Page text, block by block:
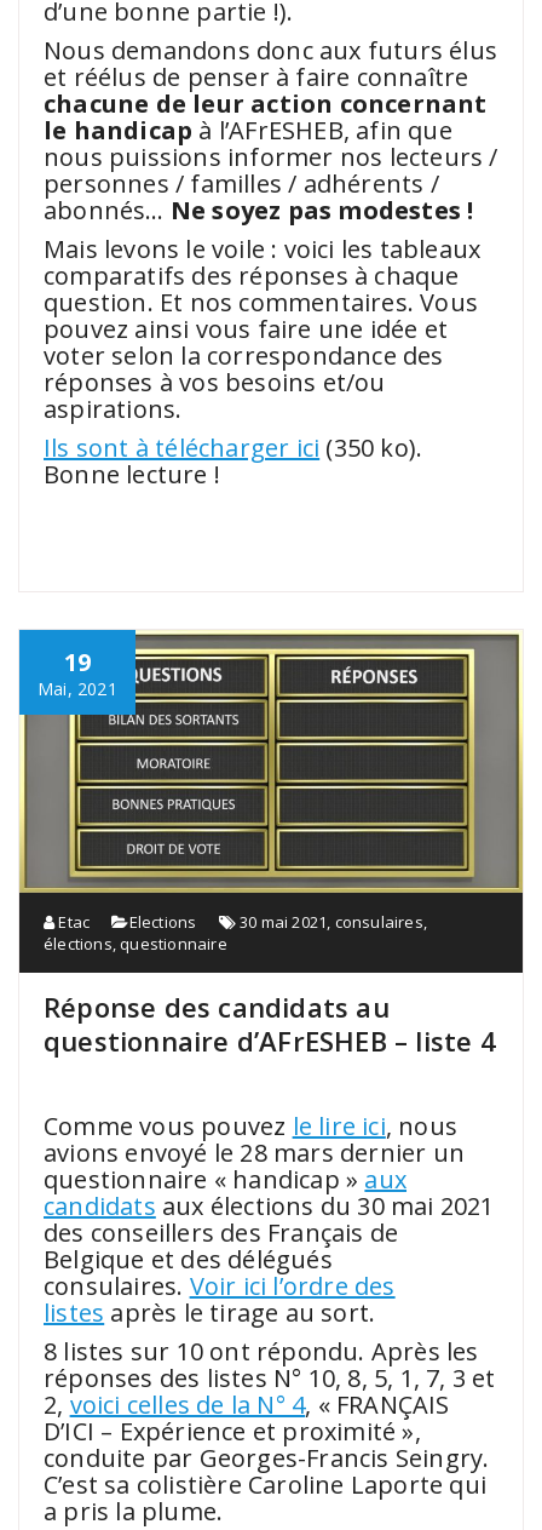
d’une bonne partie !).
Nous demandons donc aux futurs élus
et réélus de penser à faire connaître
chacune de leur action concernant
le handicap à l’AFrESHEB, afin que
nous puissions informer nos lecteurs /
personnes / familles / adhérents /
abonnés… Ne soyez pas modestes !
Mais levons le voile : voici les tableaux
comparatifs des réponses à chaque
question. Et nos commentaires. Vous
pouvez ainsi vous faire une idée et
voter selon la correspondance des
réponses à vos besoins et/ou
aspirations.
Ils sont à télécharger ici (350 ko).
Bonne lecture !
19
Mai, 2021
Etac Elections 30 mai 2021, consulaires,
élections,questionnaire
Réponse des candidats au
questionnaire d’AFrESHEB – liste 4
Comme vous pouvez le lire ici, nous
avions envoyé le 28 mars dernier un
questionnaire « handicap » aux
candidats aux élections du 30 mai 2021
des conseillers des Français de
Belgique et des délégués
consulaires. Voir ici l’ordre des
listes après le tirage au sort.
8 listes sur 10 ont répondu. Après les
réponses des listes N° 10, 8, 5, 1, 7, 3 et
2, voici celles de la N° 4, « FRANÇAIS
D’ICI – Expérience et proximité »,
conduite par Georges-Francis Seingry.
C’est sa colistière Caroline Laporte qui
a pris la plume.